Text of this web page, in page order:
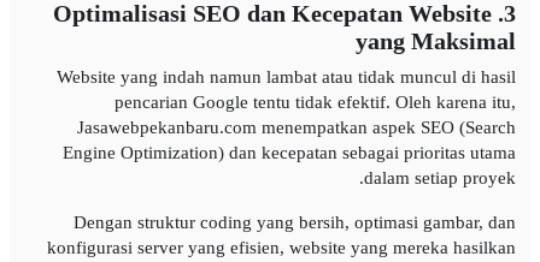
3. Optimalisasi SEO dan Kecepatan Website
yang Maksimal
Website yang indah namun lambat atau tidak muncul di hasil
pencarian Google tentu tidak efektif. Oleh karena itu,
Jasawebpekanbaru.com menempatkan aspek SEO (Search
Engine Optimization) dan kecepatan sebagai prioritas utama
dalam setiap proyek.
Dengan struktur coding yang bersih, optimasi gambar, dan
konfigurasi server yang efisien, website yang mereka hasilkan